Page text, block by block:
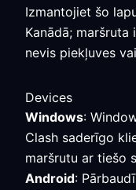
Izmantojiet šo
Kanādā;
nevis piekļuves
Devices
Windows:
Clash saderīgo
maršrutu ar tiešo
Android: